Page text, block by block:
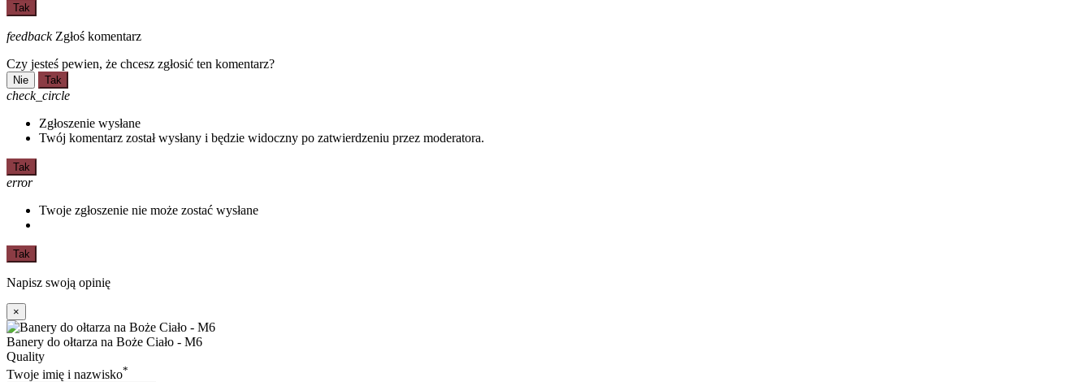
Tak
feedback Zgłoś komentarz
Czy jesteś pewien, że chcesz zgłosić ten komentarz?
Nie Tak
check_circle
Zgłoszenie wysłane
Twój komentarz został wysłany i będzie widoczny po zatwierdzeniu przez moderatora.
Tak
error
Twoje zgłoszenie nie może zostać wysłane
Tak
Napisz swoją opinię
×
Banery do ołtarza na Boże Ciało - M6
Quality
Twoje imię i nazwisko*